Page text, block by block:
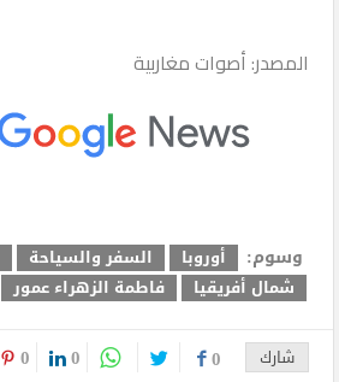
المصدر: أصوات مغاربية
وسوم: أوروبا السفر والسياحة
شمال أفريقيا
فاطمة الزهراء عمور
شارك 0
0
0